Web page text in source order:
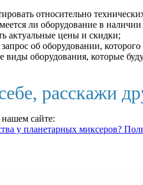
относительно
ли оборудование в
актуальные цены и скидки;
об оборудовании, которого
виды оборудования, которые
расскажи
сайте:
у планетарных миксеров?